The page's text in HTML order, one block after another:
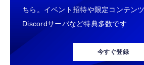
ちら。イベント招待や限定コンテン
Discordサーバなど特典多数です
今すぐ登録